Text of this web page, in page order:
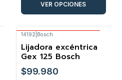
VER OPCIONES
Envío Gratis Bosch
14192 Bosch
Lijadora excéntrica
Gex 125 Bosch
$99.980